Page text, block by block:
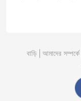
বাড়ি আমাদের সম্পর্কে